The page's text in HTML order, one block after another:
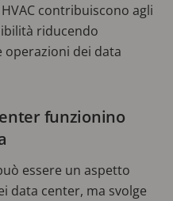
contribuiscono agli
riducendo
dei data
funzionino
essere un aspetto
data center, ma svolge